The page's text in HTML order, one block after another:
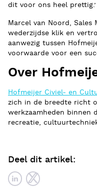
dit voor ons heel
Marcel van Noord, Sales
wederzijdse klik en
aanwezig tussen
voorwaarde voor een
Over
Hofmeijer Civiel- en
zich in de breedte richt
werkzaamheden binnen
recreatie,
Deel dit artikel: